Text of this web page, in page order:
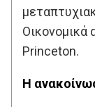
Οικονομικά
Princeton.
Η